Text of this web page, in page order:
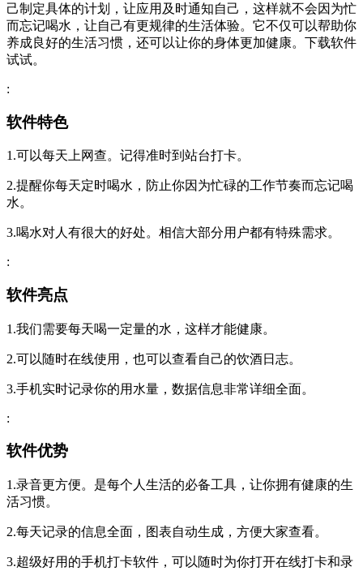
己制定具体的计划，让应用及时通知自己，这样就不会因为忙
而忘记喝水，让自己有更规律的生活体验。它不仅可以帮助你
养成良好的生活习惯，还可以让你的身体更加健康。下载软件
试试。
:
软件特色
1.可以每天上网查。记得准时到站台打卡。
2.提醒你每天定时喝水，防止你因为忙碌的工作节奏而忘记喝
水。
3.喝水对人有很大的好处。相信大部分用户都有特殊需求。
:
软件亮点
1.我们需要每天喝一定量的水，这样才能健康。
2.可以随时在线使用，也可以查看自己的饮酒日志。
3.手机实时记录你的用水量，数据信息非常详细全面。
:
软件优势
1.录音更方便。是每个人生活的必备工具，让你拥有健康的生
活习惯。
2.每天记录的信息全面，图表自动生成，方便大家查看。
3.超级好用的手机打卡软件，可以随时为你打开在线打卡和录